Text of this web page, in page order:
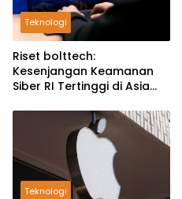
Teknologi
Riset bolttech:
Kesenjangan Keamanan
Siber RI Tertinggi di Asia
Teknologi